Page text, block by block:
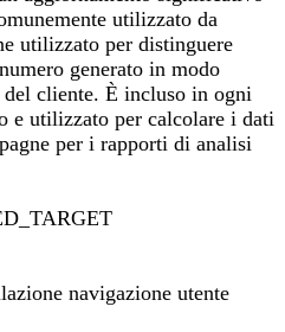
utilizzato da
utilizzato per distinguere
generato in modo
cliente. È incluso in ogni
e utilizzato per calcolare i dati
per i rapporti di analisi
navigazione utente